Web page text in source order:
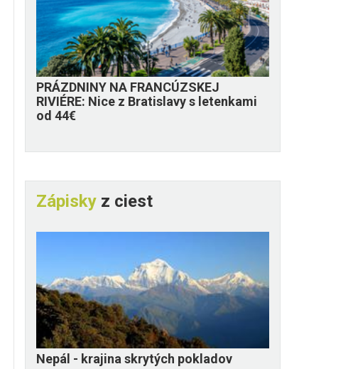
PRÁZDNINY NA FRANCÚZSKEJ
RIVIÉRE: Nice z Bratislavy s letenkami
od 44€
Zápisky z ciest
Nepál - krajina skrytých pokladov